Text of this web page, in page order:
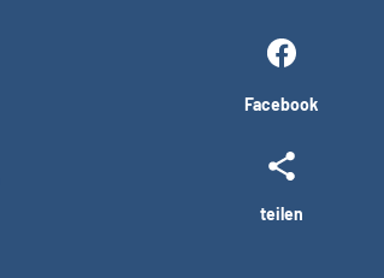
Facebook
teilen